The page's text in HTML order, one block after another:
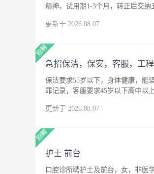
精神，试用期1-3个月，转正后交纳
更新于 2026.08.07
急招保洁，保安，客服，工程
保洁要求55岁以下，身体健康，能
罪记录，客服要求45岁以下高中以
更新于 2026.08.07
护士 前台
口腔诊所聘护士及前台，女，非医